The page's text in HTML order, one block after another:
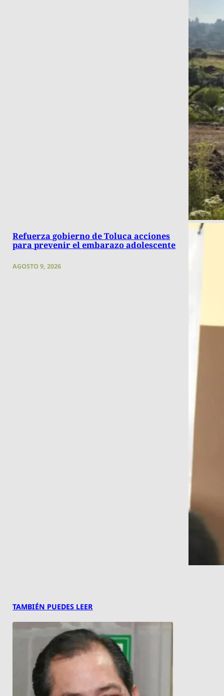
Refuerza gobierno de Toluca acciones
para prevenir el embarazo adolescente
AGOSTO 9, 2026
TAMBIÉN PUEDES LEER